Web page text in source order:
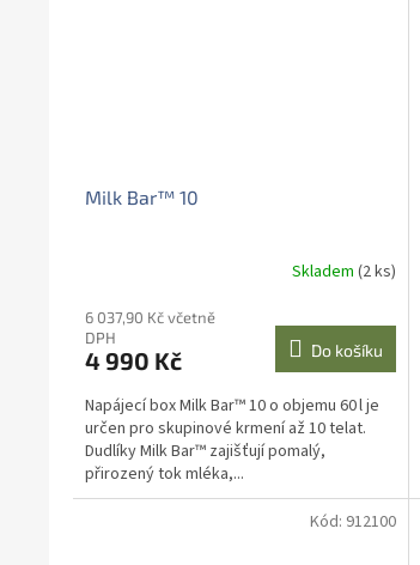
Milk Bar™ 10
Skladem (2 ks)
6 037,90 Kč včetně
DPH
4 990 Kč Do košíku
Napájecí box Milk Bar™ 10 o objemu 60 l je
určen pro skupinové krmení až 10 telat.
Dudlíky Milk Bar™ zajišťují pomalý,
přirozený tok mléka,...
Kód: 912100